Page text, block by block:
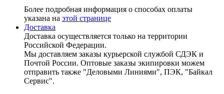
Более подробная информация о способах оплаты
указана на этой странице
Доставка
Доставка осуществляется только на территории
Российской Федерации.
Мы доставляем заказы курьерской службой СДЭК и
Почтой России. Оптовые заказы экипировки можем
отправить также "Деловыми Линиями", ПЭК, "Байкал
Сервис".